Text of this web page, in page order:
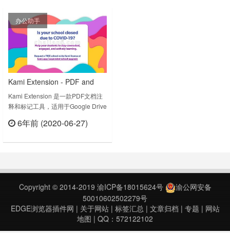
这个插件的发布也给使用Diigo 服务
的用户更多便利。Diigo Web
Collector v3.4.8上次更新日期：
办公助手
Kami Extension - PDF and
Document Annotation 数字课
堂工具PDF文档注释和标记工
具
Kami Extension 是一款PDF文档注
释和标记工具，适用于Google Drive
取现有文档，包括扫描的PDF，并在
Annotation and Markup Tool.
6年前 (2020-06-27)
Copyright © 2014-2019 渝ICP备18015624号
渝公网安备
50010602502279号
EDGE浏览器插件网 | 关于网站| 标签汇总| 文章归档 | 专题 | 网站
地图 | QQ：572122102